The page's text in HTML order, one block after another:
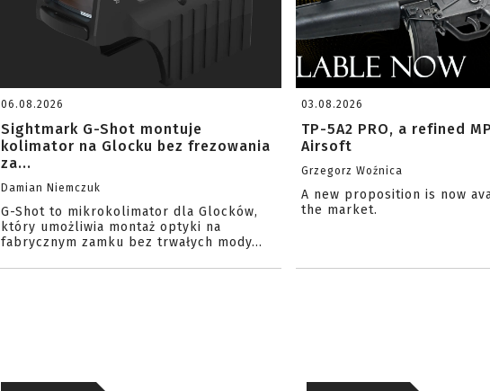
06.08.2026
Sightmark G-Shot montuje
kolimator na Glocku bez frezowania
za...
Damian Niemczuk
G-Shot to mikrokolimator dla Glocków,
który umożliwia montaż optyki na
fabrycznym zamku bez trwałych mody...
03.08.2026
TP-5A2 PRO, a refined
Airsoft
Grzegorz Woźnica
A new proposition is now
the market.